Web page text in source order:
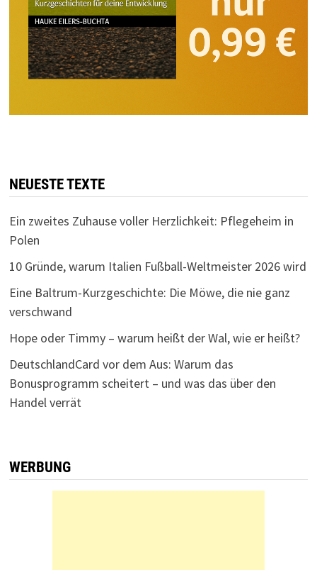
NEUESTE TEXTE
Ein zweites Zuhause voller Herzlichkeit: Pflegeheim in
Polen
10 Gründe, warum Italien Fußball-Weltmeister 2026 wird
Eine Baltrum-Kurzgeschichte: Die Möwe, die nie ganz
verschwand
Hope oder Timmy – warum heißt der Wal, wie er heißt?
DeutschlandCard vor dem Aus: Warum das
Bonusprogramm scheitert – und was das über den
Handel verrät
WERBUNG